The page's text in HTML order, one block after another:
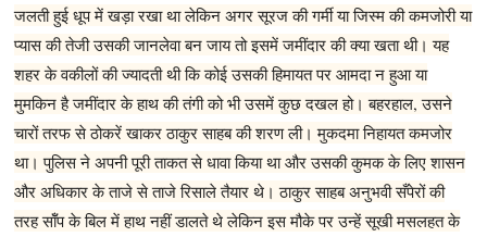
जलती हुई धूप में खड़ा रखा था लेकिन अगर सूरज की गर्मी या जिस्म की कमजोरी या
प्यास की तेजी उसकी जानलेवा बन जाय तो इसमें जमींदार की क्या खता थी। यह
शहर के वकीलों की ज्यादती थी कि कोई उसकी हिमायत पर आमदा न हुआ या
मुमकिन है जमींदार के हाथ की तंगी को भी उसमें कुछ दखल हो। बहरहाल, उसने
चारों तरफ से ठोकरें खाकर ठाकुर साहब की शरण ली। मुकदमा निहायत कमजोर
था। पुलिस ने अपनी पूरी ताकत से धावा किया था और उसकी कुमक के लिए शासन
और अधिकार के ताजे से ताजे रिसाले तैयार थे। ठाकुर साहब अनुभवी सँपेरों की
तरह सॉँप के बिल में हाथ नहीं डालते थे लेकिन इस मौके पर उन्हें सूखी मसलहत के